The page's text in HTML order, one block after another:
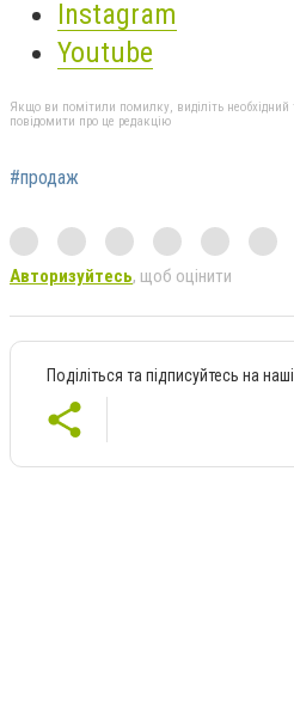
Instagram
Youtube
Якщо ви помітили помилку, виділіть необхідний
повідомити про це редакцію
#продаж
Авторизуйтесь, щоб оцінити
Поділіться та підписуйтесь на